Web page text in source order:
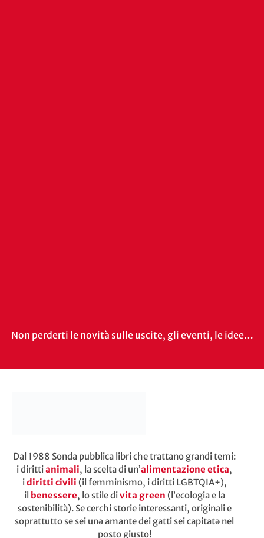
Non perderti le novità sulle uscite, gli eventi, le idee…
Dal 1988 Sonda pubblica libri che trattano grandi temi:
i dirittianimali, la scelta di un’alimentazione etica,
idiritti civili (il femminismo, i diritti LGBTQIA+),
il benessere, lo stile divita green (l’ecologia e la
sostenibilità). Se cerchi storie interessanti, originali e
soprattutto se sei unə amante dei gatti sei capitatə nel
posto giusto!